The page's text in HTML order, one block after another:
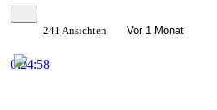
241 Ansichten Vor 1 Monat
0:24:58